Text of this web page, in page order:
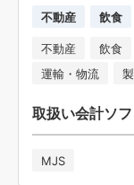
不動産 飲食
不動産 飲食
運輸・物流
取扱い会計ソフ
MJS